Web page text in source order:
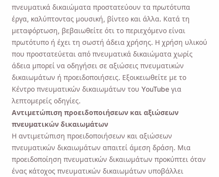
πνευματικά δικαιώματα προστατεύουν τα πρωτότυπα
έργα, καλύπτοντας μουσική, βίντεο και άλλα. Κατά τη
μεταφόρτωση, βεβαιωθείτε ότι το περιεχόμενο είναι
πρωτότυπο ή έχει τη σωστή άδεια χρήσης. Η χρήση υλικού
που προστατεύεται από πνευματικά δικαιώματα χωρίς
άδεια μπορεί να οδηγήσει σε αξιώσεις πνευματικών
δικαιωμάτων ή προειδοποιήσεις. Εξοικειωθείτε με το
Κέντρο πνευματικών δικαιωμάτων του YouTube για
λεπτομερείς οδηγίες.
Αντιμετώπιση προειδοποιήσεων και αξιώσεων
πνευματικών δικαιωμάτων
Η αντιμετώπιση προειδοποιήσεων και αξιώσεων
πνευματικών δικαιωμάτων απαιτεί άμεση δράση. Μια
προειδοποίηση πνευματικών δικαιωμάτων προκύπτει όταν
ένας κάτοχος πνευματικών δικαιωμάτων υποβάλλει